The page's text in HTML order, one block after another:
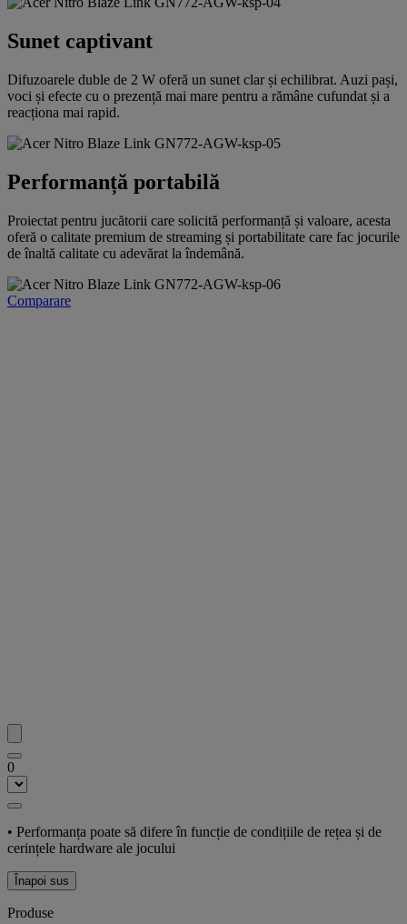
Sunet captivant
Difuzoarele duble de 2 W oferă un sunet clar și echilibrat. Auzi pași,
voci și efecte cu o prezență mai mare pentru a rămâne cufundat și a
reacționa mai rapid.
Performanță portabilă
Proiectat pentru jucătorii care solicită performanță și valoare, acesta
oferă o calitate premium de streaming și portabilitate care fac jocurile
de înaltă calitate cu adevărat la îndemână.
Comparare
0
• Performanța poate să difere în funcție de condițiile de rețea și de
cerințele hardware ale jocului
Înapoi sus
Produse